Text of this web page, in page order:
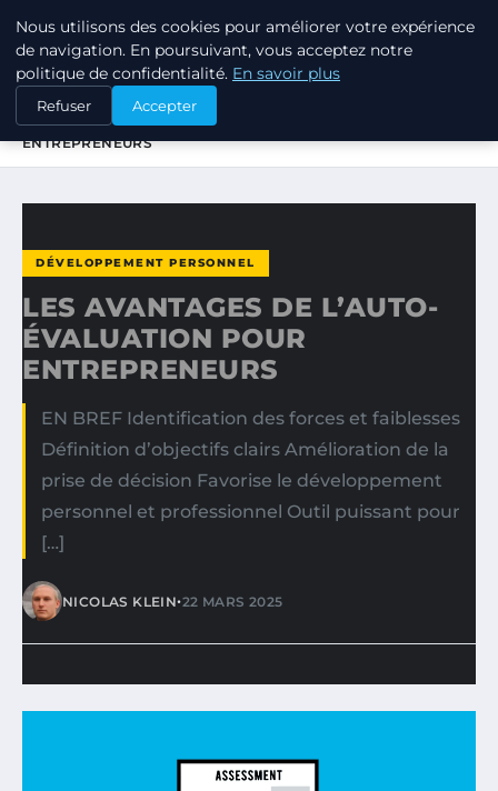
TUEZ-LES TOUS
ACCUEIL
DÉVELOPPEMENT PERSONNEL
LES AVANTAGES DE L’AUTO-ÉVALUATION POUR
ENTREPRENEURS
DÉVELOPPEMENT PERSONNEL
LES AVANTAGES DE L’AUTO-
ÉVALUATION POUR
ENTREPRENEURS
EN BREF Identification des forces et faiblesses
Définition d’objectifs clairs Amélioration de la
prise de décision Favorise le développement
personnel et professionnel Outil puissant pour
[…]
NICOLAS KLEIN•22 MARS 2025
Nous utilisons des cookies pour améliorer votre expérience
de navigation. En poursuivant, vous acceptez notre
politique de confidentialité. En savoir plus
Refuser Accepter